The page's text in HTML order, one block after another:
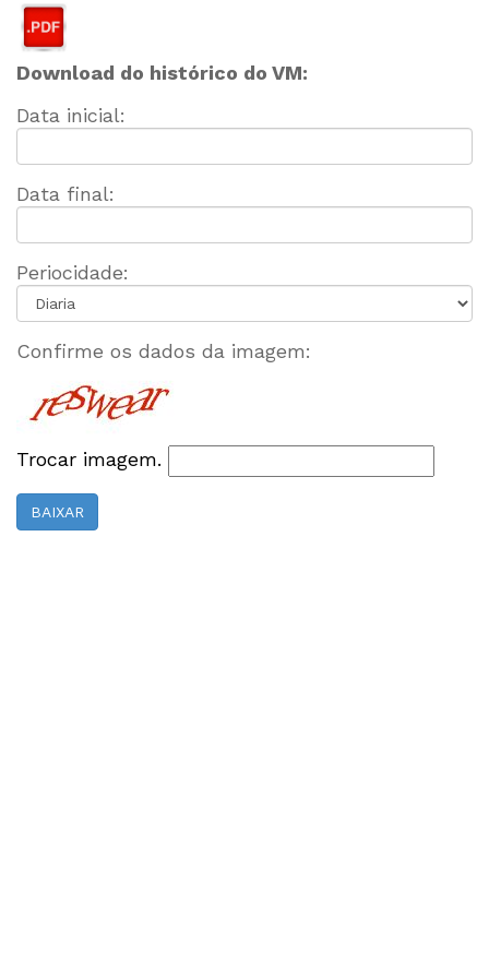
Download do histórico do VM:
Data inicial:
Data final:
Periocidade:
Confirme os dados da imagem:
Trocar imagem.